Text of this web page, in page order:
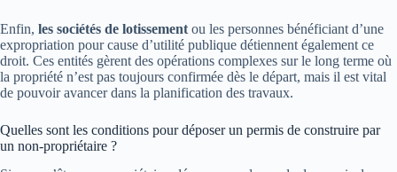
Enfin, les sociétés de lotissement ou les personnes bénéficiant d’une
expropriation pour cause d’utilité publique détiennent également ce
droit. Ces entités gèrent des opérations complexes sur le long terme où
la propriété n’est pas toujours confirmée dès le départ, mais il est vital
de pouvoir avancer dans la planification des travaux.
Quelles sont les conditions pour déposer un permis de construire par
un non-propriétaire ?